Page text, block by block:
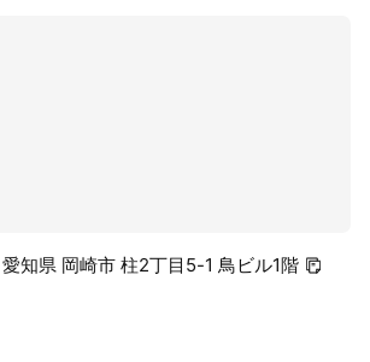
知県 岡崎市 柱2丁目5-1 鳥ビル1階